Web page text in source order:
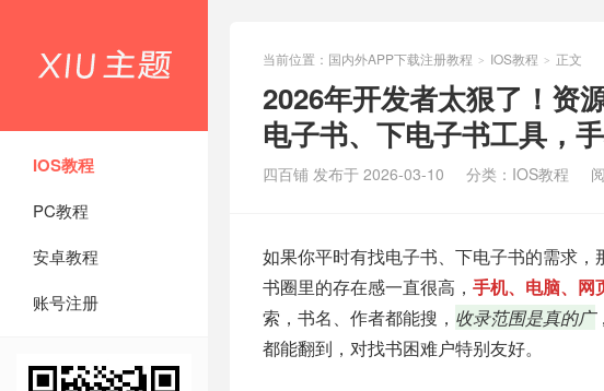
IOS教程
PC教程
安卓教程
账号注册
当前位置： 国内外APP下载注册教程 > IOS教程 > 正文
2026年开发者太狠了！资
电子书、下电子书工具，
四百铺 发布于 2026-03-10 分类： IOS教程
如果你平时有找电子书、下电子书的需求
书圈里的存在感一直很高， 手机、电脑、网
索，书名、作者都能搜， 收录范围是真的广
都能翻到，对找书困难户特别友好。